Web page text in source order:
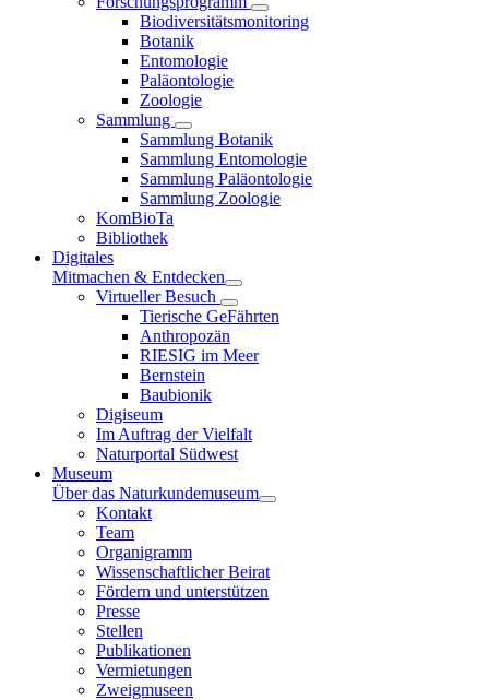
Biodiversitätsmonitoring
Botanik
Entomologie
Paläontologie
Zoologie
Sammlung
Sammlung Botanik
Sammlung Entomologie
Sammlung Paläontologie
Sammlung Zoologie
KomBioTa
Bibliothek
Digitales
Mitmachen & Entdecken
Virtueller Besuch
Tierische GeFährten
Anthropozän
RIESIG im Meer
Bernstein
Baubionik
Digiseum
Im Auftrag der Vielfalt
Naturportal Südwest
Museum
Über das Naturkundemuseum
Kontakt
Team
Organigramm
Wissenschaftlicher Beirat
Fördern und unterstützen
Presse
Stellen
Publikationen
Vermietungen
Zweigmuseen